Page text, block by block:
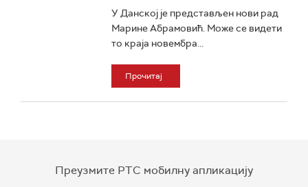
У Данској је представљен нови рад
Марине Абрамовић. Може се видети
то краја новембра...
Прочитај
Преузмите РТС мобилну апликацију